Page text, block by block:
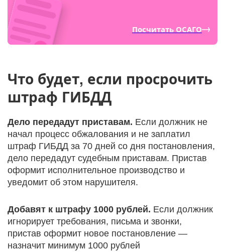
Посчитать ОСАГО
Что будет, если просрочить
штраф ГИБДД
Дело передадут приставам. Если должник не
начал процесс обжалования и не заплатил
штраф ГИБДД за 70 дней со дня постановления,
дело передадут судебным приставам. Пристав
оформит исполнительное производство и
уведомит об этом нарушителя.
Добавят к штрафу 1000 рублей. Если должник
игнорирует требования, письма и звонки,
пристав оформит новое постановление —
назначит минимум 1000 рублей